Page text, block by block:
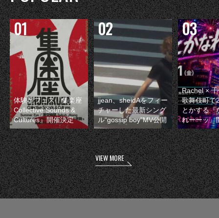
体験型フェス『集楽座
Collective Sounds &
Cultures』開催決定
jjean、sheidAをフィー
チャーした最新シング
ル“gossip boy”MV公開
Rachel ×
歌舞伎町で
とかする『
れーーッ』
VIEW MORE